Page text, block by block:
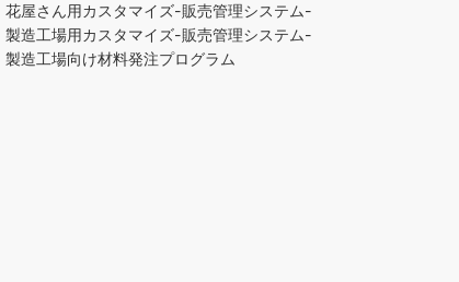
花屋さん用カスタマイズ-販売管理システム-
製造工場用カスタマイズ-販売管理システム-
製造工場向け材料発注プログラム